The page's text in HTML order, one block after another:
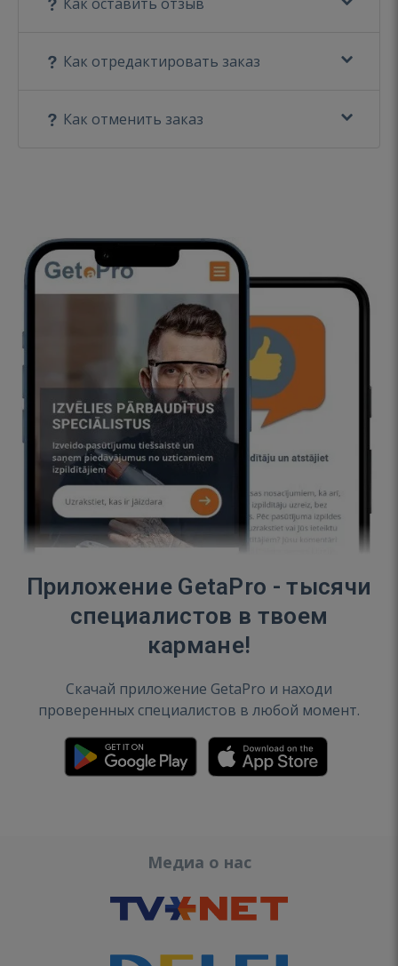
Как отредактировать заказ
Как отменить заказ
Приложение GetaPro - тысячи
специалистов в твоем
кармане!
Скачай приложение GetaPro и находи
проверенных специалистов в любой момент.
Медиа о нас